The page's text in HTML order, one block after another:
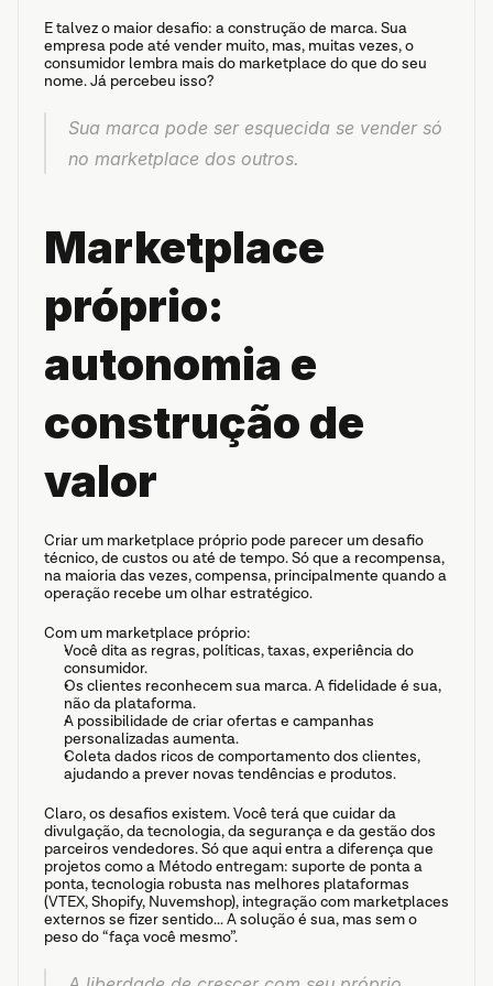
E talvez o maior desafio: a construção de marca. Sua
empresa pode até vender muito, mas, muitas vezes, o
consumidor lembra mais do marketplace do que do seu
nome. Já percebeu isso?
Sua marca pode ser esquecida se vender só
no marketplace dos outros.
Marketplace
próprio:
autonomia e
construção de
valor
Criar um marketplace próprio pode parecer um desafio
técnico, de custos ou até de tempo. Só que a recompensa,
na maioria das vezes, compensa, principalmente quando a
operação recebe um olhar estratégico.
Com um marketplace próprio:
Você dita as regras, políticas, taxas, experiência do
consumidor.
Os clientes reconhecem sua marca. A fidelidade é sua,
não da plataforma.
A possibilidade de criar ofertas e campanhas
personalizadas aumenta.
Coleta dados ricos de comportamento dos clientes,
ajudando a prever novas tendências e produtos.
Claro, os desafios existem. Você terá que cuidar da
divulgação, da tecnologia, da segurança e da gestão dos
parceiros vendedores. Só que aqui entra a diferença que
projetos como a Método entregam: suporte de ponta a
ponta, tecnologia robusta nas melhores plataformas
(VTEX, Shopify, Nuvemshop), integração com marketplaces
externos se fizer sentido... A solução é sua, mas sem o
peso do “faça você mesmo”.